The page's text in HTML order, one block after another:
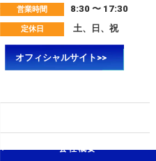
営業時間 8:30 〜 17:30
定休日 土、日、祝
オフィシャルサイト>>
会社概要